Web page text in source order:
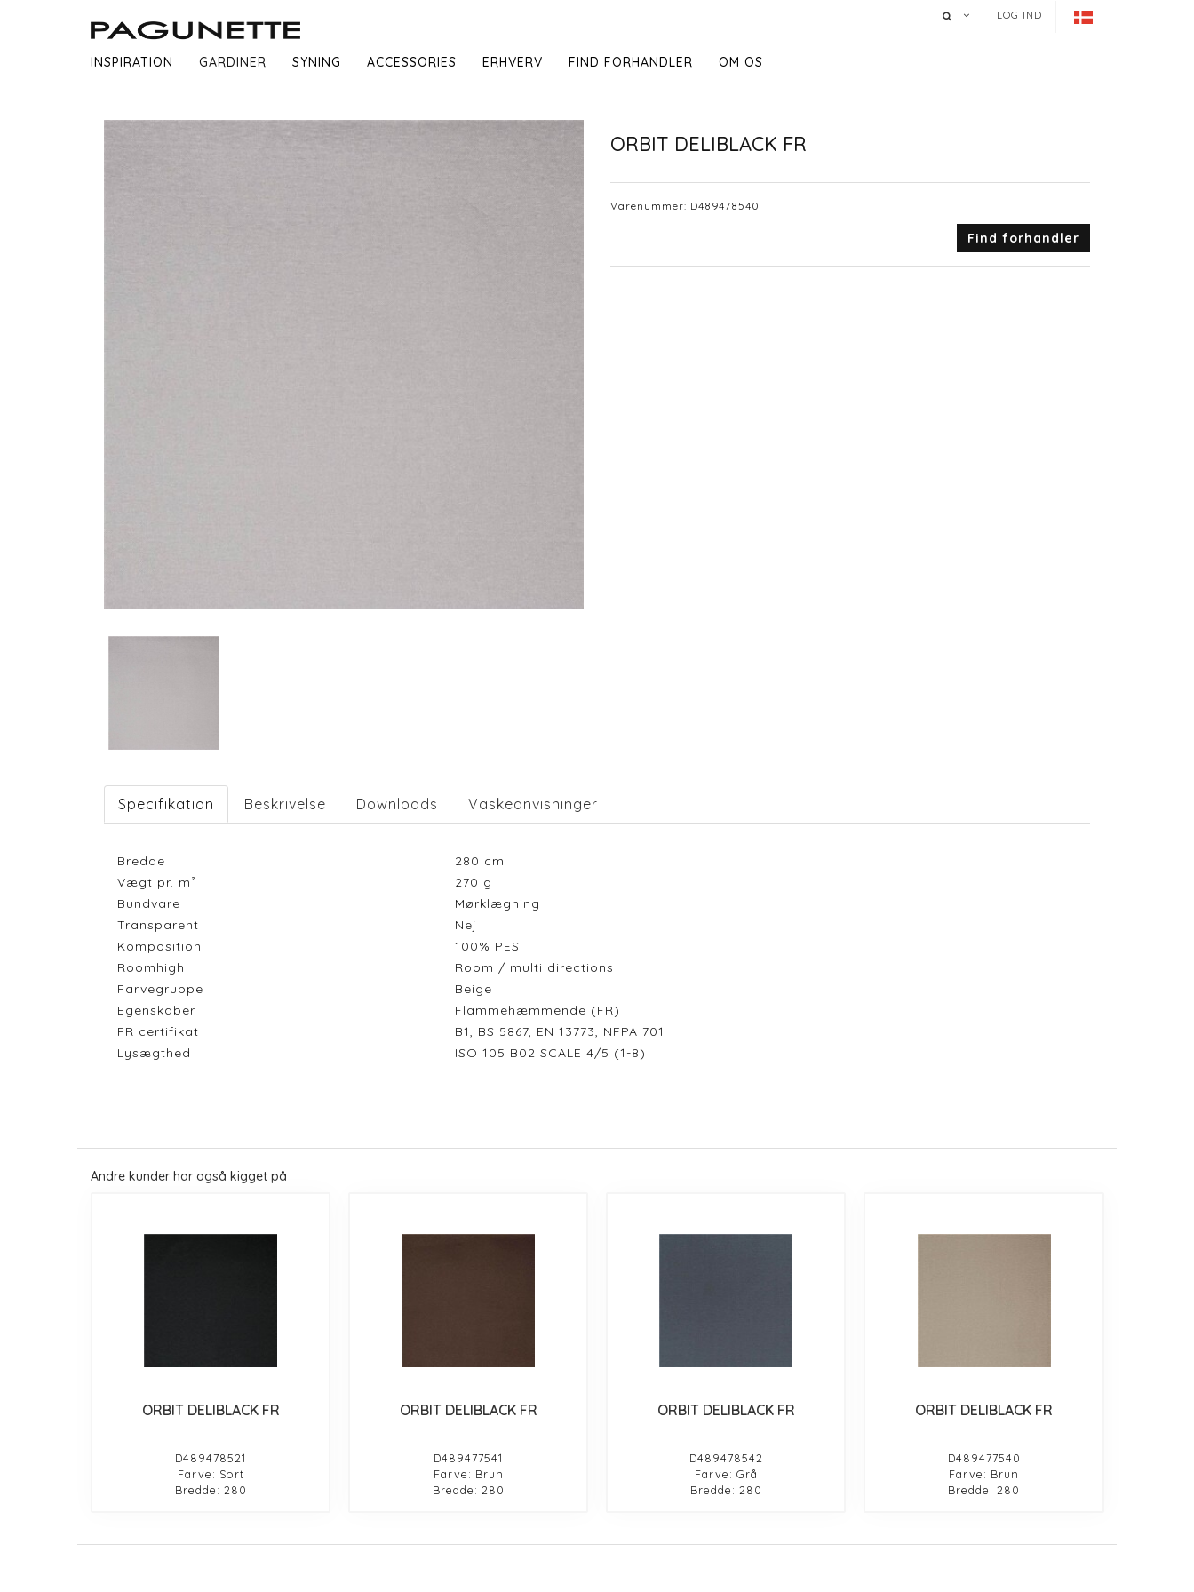
LOG IND
INSPIRATION GARDINER SYNING ACCESSORIES ERHVERV FIND FORHANDLER OM OS
ORBIT DELIBLACK FR
Varenummer: D489478540
Find forhandler
Specifikation Beskrivelse Downloads Vaskeanvisninger
Bredde 280 cm
Vægt pr. m²
270 g
Bundvare
Mørklægning
Transparent
Nej
Komposition
100% PES
Roomhigh
Room / multi directions
Farvegruppe
Beige
Egenskaber
Flammehæmmende (FR)
FR certifikat
B1, BS 5867, EN 13773, NFPA 701
Lysægthed
ISO 105 B02 SCALE 4/5 (1-8)
Andre kunder har også kigget på
ORBIT DELIBLACK FR
D489478521
Farve: Sort
Bredde: 280
ORBIT DELIBLACK FR
D489477541
Farve: Brun
Bredde: 280
ORBIT DELIBLACK FR
D489478542
Farve: Grå
Bredde: 280
ORBIT DELIBLACK FR
D489477540
Farve: Brun
Bredde: 280